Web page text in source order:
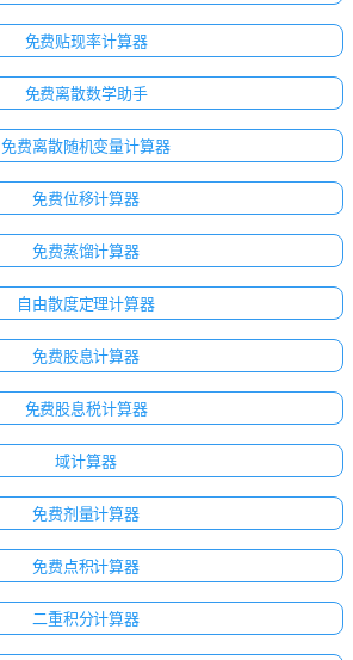
免费贴现率计算器
免费离散数学助手
免费离散随机变量计算器
免费位移计算器
免费蒸馏计算器
自由散度定理计算器
免费股息计算器
免费股息税计算器
域计算器
免费剂量计算器
免费点积计算器
二重积分计算器